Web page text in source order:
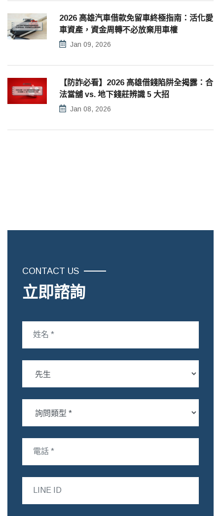
2026 高雄汽車借款免留車終極指南：活化愛
車資產，資金周轉不必放棄用車權
Jan 09, 2026
【防詐必看】2026 高雄借錢陷阱全揭露：合
法當舖 vs. 地下錢莊辨識 5 大招
Jan 08, 2026
CONTACT US
立即諮詢